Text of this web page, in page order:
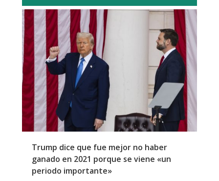
Trump dice que fue mejor no haber
ganado en 2021 porque se viene «un
periodo importante»